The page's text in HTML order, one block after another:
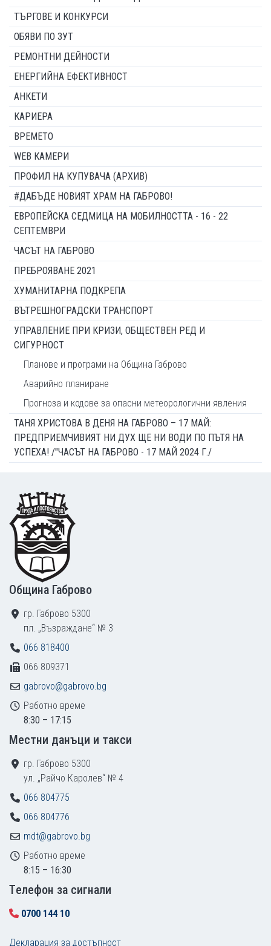
ТЪРГОВЕ И КОНКУРСИ
ОБЯВИ ПО ЗУТ
РЕМОНТНИ ДЕЙНОСТИ
ЕНЕРГИЙНА ЕФЕКТИВНОСТ
АНКЕТИ
КАРИЕРА
ВРЕМЕТО
WEB КАМЕРИ
ПРОФИЛ НА КУПУВАЧА (АРХИВ)
#ДАБЪДЕ НОВИЯТ ХРАМ НА ГАБРОВО!
ЕВРОПЕЙСКА СЕДМИЦА НА МОБИЛНОСТТА - 16 - 22
СЕПТЕМВРИ
ЧАСЪТ НА ГАБРОВО
ПРЕБРОЯВАНЕ 2021
ХУМАНИТАРНА ПОДКРЕПА
ВЪТРЕШНОГРАДСКИ ТРАНСПОРТ
УПРАВЛЕНИЕ ПРИ КРИЗИ, ОБЩЕСТВЕН РЕД И
СИГУРНОСТ
Планове и програми на Община Габрово
Аварийно планиране
Прогноза и кодове за опасни метеорологични явления
ТАНЯ ХРИСТОВА В ДЕНЯ НА ГАБРОВО – 17 МАЙ:
ПРЕДПРИЕМЧИВИЯТ НИ ДУХ ЩЕ НИ ВОДИ ПО ПЪТЯ НА
УСПЕХА! /"ЧАСЪТ НА ГАБРОВО - 17 МАЙ 2024 Г./
Footer
Община Габрово
гр. Габрово 5300
пл. „Възраждане“ № 3
066 818400
066 809371
gabrovo@gabrovo.bg
Работно време
8:30 – 17:15
Местни данъци и такси
гр. Габрово 5300
ул. „Райчо Каролев“ № 4
066 804775
066 804776
mdt@gabrovo.bg
Работно време
8:15 – 16:30
Tелефон за сигнали
0700 144 10
Декларация за достъпност